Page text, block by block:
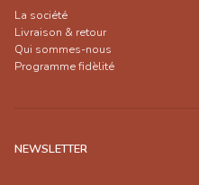
La société
Livraison & retour
Qui sommes-nous
Programme fidèlité
NEWSLETTER